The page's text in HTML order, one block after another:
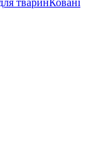
тваринКовані